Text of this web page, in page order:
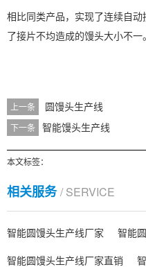
相比同类产品，实现了连续自
了接片不均造成的馒头大小不一。
上一条 圆馒头生产线
下一条 智能馒头生产线
本文标签：
相关服务/ SERVICE
智能圆馒头生产线厂家
智能
智能圆馒头生产线厂家直销